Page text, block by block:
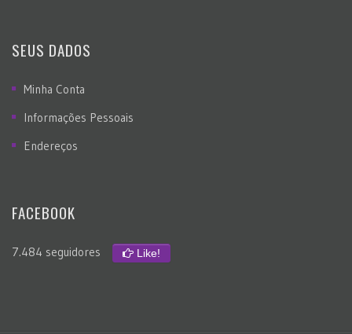
SEUS DADOS
Minha Conta
Informações Pessoais
Endereços
FACEBOOK
7.484 seguidores Like!